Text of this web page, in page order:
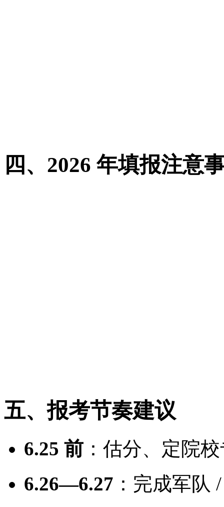
四、2026 年填报注意
五、报考节奏建议
6.25 前 ：估分、定院
6.26—6.27 ：完成军队